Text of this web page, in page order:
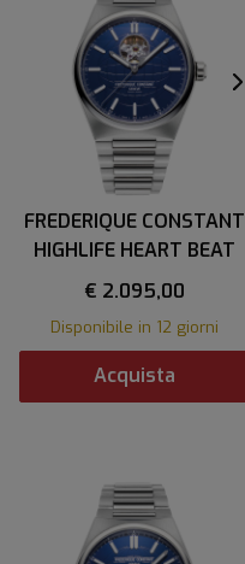
FREDERIQUE CONSTANT
HIGHLIFE HEART BEAT
€ 2.095,00
Disponibile in 12 giorni
Acquista